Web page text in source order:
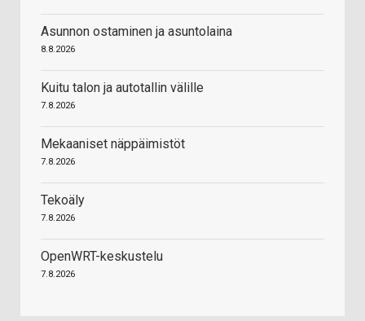
Asunnon ostaminen ja asuntolaina
8.8.2026
Kuitu talon ja autotallin välille
7.8.2026
Mekaaniset näppäimistöt
7.8.2026
Tekoäly
7.8.2026
OpenWRT-keskustelu
7.8.2026